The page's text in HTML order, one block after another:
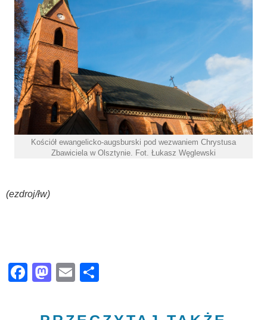
Kościół ewangelicko-augsburski pod wezwaniem Chrystusa
Zbawiciela w Olsztynie. Fot. Łukasz Węglewski
(ezdroj/łw)
Facebook
Mastodon
Email